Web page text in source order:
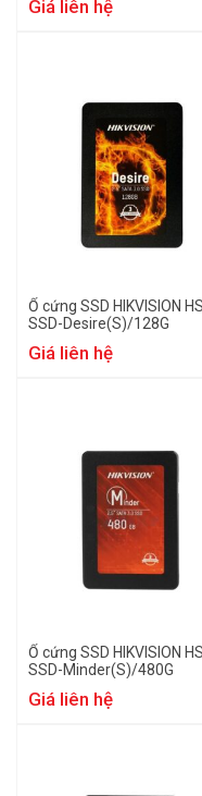
Giá liên hệ
Ổ cứng SSD HIKVISION
SSD-Desire(S)/128G
Giá liên hệ
Ổ cứng SSD HIKVISION
SSD-Minder(S)/480G
Giá liên hệ